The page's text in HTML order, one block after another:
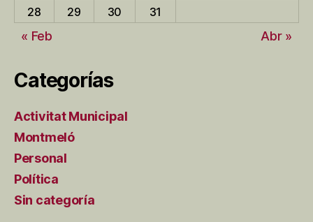
28
29 30 31
« Feb Abr »
Categorías
Activitat Municipal
Montmeló
Personal
Política
Sin categoría